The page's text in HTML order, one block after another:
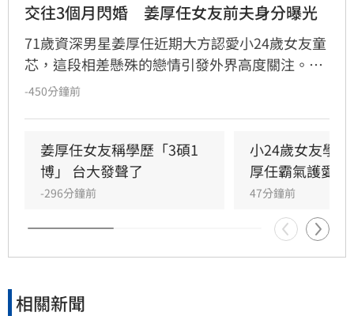
交往3個月閃婚　姜厚任女友前夫身分曝光
71歲資深男星姜厚任近期大方認愛小24歲女友童
芯，這段相差懸殊的戀情引發外界高度關注。隨
後，女方過往婚姻史被起底，據悉童芯曾於2014
「3碩1博」的學歷也遭到網友質疑造假。面對外
界排山倒海的輿論與質疑，姜厚任透過媒體公開
回應，強調自己對於女友的過往有充分了解，並
-450分鐘前
姜厚任女友稱學歷「3碩1
博」 台大發聲了
-296分鐘前
小24歲女友學
厚任霸氣護愛回
47分鐘前
相關新聞